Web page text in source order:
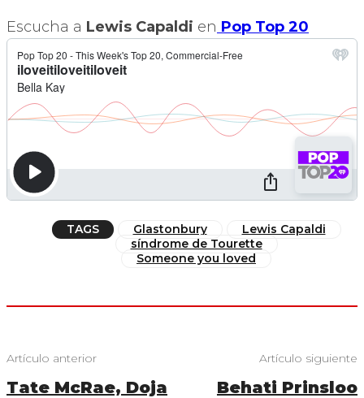
Escucha a Lewis Capaldi en Pop Top 20
TAGS Glastonbury
Lewis Capaldi
síndrome de Tourette
Someone you loved
Artículo anterior
Tate McRae, Doja
Artículo siguiente
Behati Prinsloo